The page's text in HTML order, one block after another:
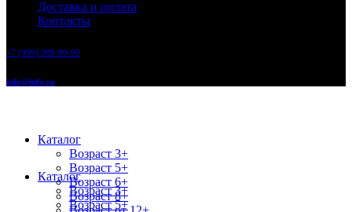
Доставка и оплата
Контакты
+7 (999) 999-99-99
info@info.ru
Каталог
Возраст 3+
Возраст 5+
Возраст 6+
Возраст 8+
Каталог
Возраст 3+
Возраст 5+